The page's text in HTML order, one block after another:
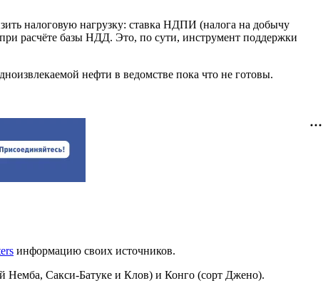
налоговую нагрузку: ставка НДПИ (налога на добычу
расчёте базы НДД. Это, по сути, инструмент поддержки
нефти в ведомстве пока что не готовы.
информацию своих источников.
Немба, Сакси-Батуке и Клов) и Конго (сорт Джено).